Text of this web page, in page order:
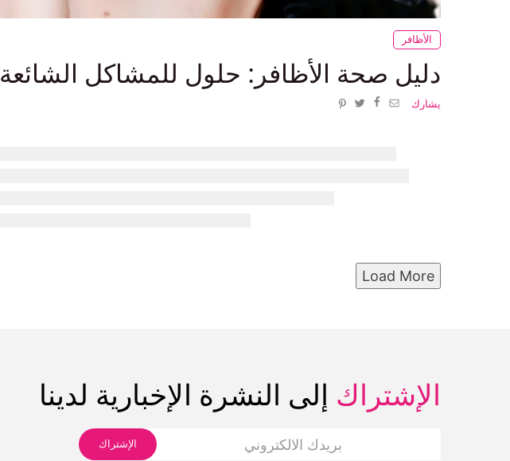
الأظافر
دليل صحة الأظافر: حلول للمشاكل الشائعة
يشارك
Load More
الإشتراك إلى النشرة الإخبارية لدينا